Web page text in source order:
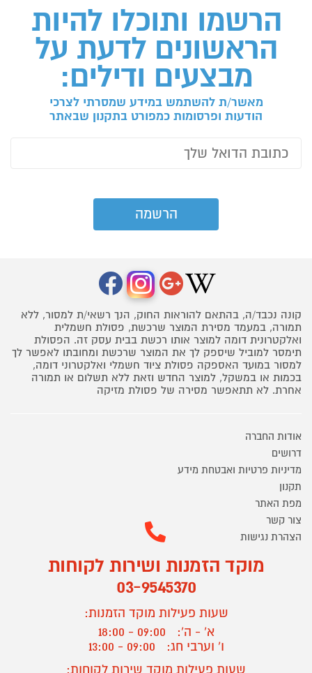
הרשמו ותוכלו להיות
הראשונים לדעת על
מבצעים ודילים:
מאשר/ת להשתמש במידע שמסרתי לצרכי
הודעות ופרסומות כמפורט בתקנון שבאתר
קונה נכבד/ה, בהתאם להוראות החוק, הנך רשאי/ת למסור, ללא
תמורה, במעמד מסירת המוצר שרכשת, פסולת חשמלית
ואלקטרונית דומה למוצר אותו רכשת בבית עסק זה. הפסולת
תימסר למוביל שיספק לך את המוצר שרכשת ומחובתו לאפשר לך
למסור במועד האספקה פסולת ציוד חשמלי ואלקטרוני דומה,
בכמות או במשקל, למוצר החדש וזאת ללא תשלום או תמורה
אחרת. לא תתאפשר מסירה של פסולת מזיקה
אודות החברה
דרושים
מדיניות פרטיות ואבטחת מידע
תקנון
מפת האתר
צור קשר
הצהרת נגישות
מוקד הזמנות ושירות לקוחות
03-9545370
שעות פעילות מוקד הזמנות:
א' - ה':
09:00 - 18:00
ו' וערבי חג:
09:00 - 13:00
שעות פעילות מוקד שירות לקוחות: